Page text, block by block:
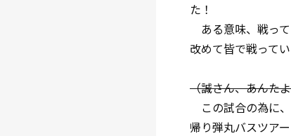
た！
ある意味、戦っ
改めて皆で戦って
（誠さん、あんた
この試合の為に
帰り弾丸バスツア